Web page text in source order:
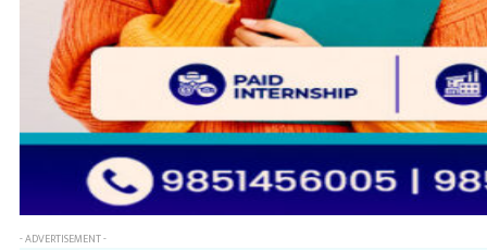
- ADVERTISEMENT -